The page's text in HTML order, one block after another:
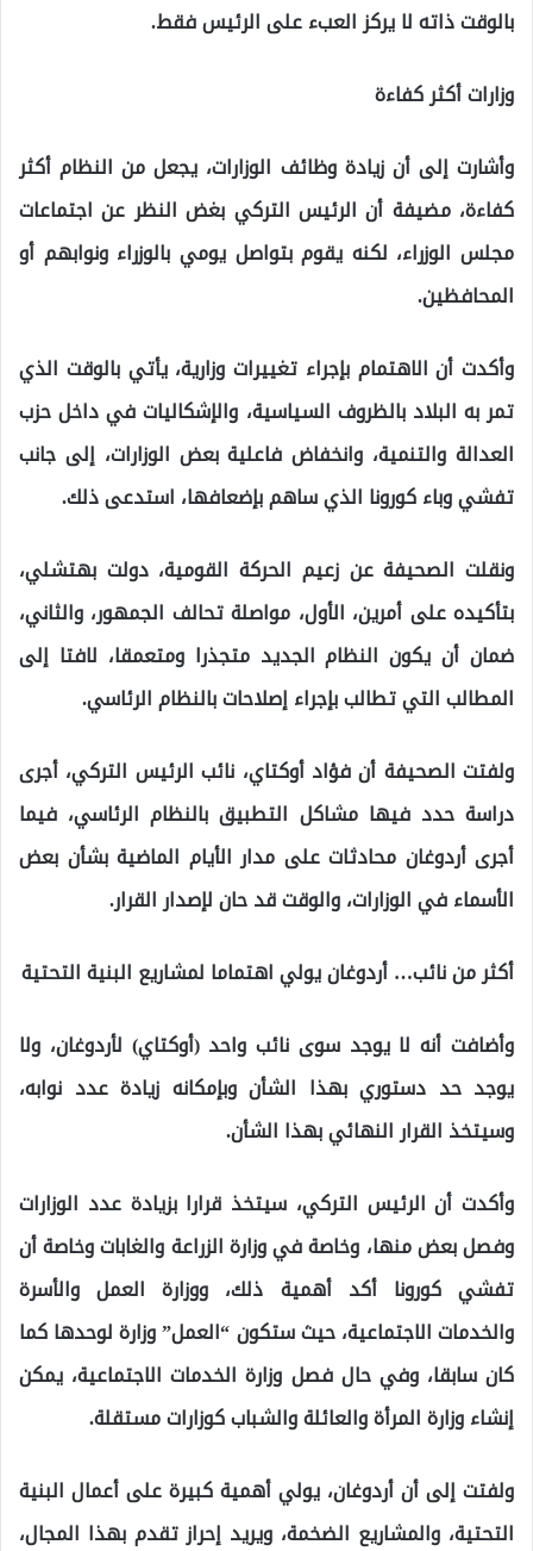
بالوقت ذاته لا يركز العبء على الرئيس فقط.
وزارات أكثر كفاءة
وأشارت إلى أن زيادة وظائف الوزارات، يجعل من النظام أكثر
كفاءة، مضيفة أن الرئيس التركي بغض النظر عن اجتماعات
مجلس الوزراء، لكنه يقوم بتواصل يومي بالوزراء ونوابهم أو
المحافظين.
وأكدت أن الاهتمام بإجراء تغييرات وزارية، يأتي بالوقت الذي
تمر به البلاد بالظروف السياسية، والإشكاليات في داخل حزب
العدالة والتنمية، وانخفاض فاعلية بعض الوزارات، إلى جانب
تفشي وباء كورونا الذي ساهم بإضعافها، استدعى ذلك.
ونقلت الصحيفة عن زعيم الحركة القومية، دولت بهتشلي،
بتأكيده على أمرين، الأول، مواصلة تحالف الجمهور، والثاني،
ضمان أن يكون النظام الجديد متجذرا ومتعمقا، لافتا إلى
المطالب التي تطالب بإجراء إصلاحات بالنظام الرئاسي.
ولفتت الصحيفة أن فؤاد أوكتاي، نائب الرئيس التركي، أجرى
دراسة حدد فيها مشاكل التطبيق بالنظام الرئاسي، فيما
أجرى أردوغان محادثات على مدار الأيام الماضية بشأن بعض
الأسماء في الوزارات، والوقت قد حان لإصدار القرار.
أكثر من نائب… أردوغان يولي اهتماما لمشاريع البنية التحتية
وأضافت أنه لا يوجد سوى نائب واحد (أوكتاي) لأردوغان، ولا
يوجد حد دستوري بهذا الشأن وبإمكانه زيادة عدد نوابه،
وسيتخذ القرار النهائي بهذا الشأن.
وأكدت أن الرئيس التركي، سيتخذ قرارا بزيادة عدد الوزارات
وفصل بعض منها، وخاصة في وزارة الزراعة والغابات وخاصة أن
تفشي كورونا أكد أهمية ذلك، ووزارة العمل والأسرة
والخدمات الاجتماعية، حيث ستكون “العمل” وزارة لوحدها كما
كان سابقا، وفي حال فصل وزارة الخدمات الاجتماعية، يمكن
إنشاء وزارة المرأة والعائلة والشباب كوزارات مستقلة.
ولفتت إلى أن أردوغان، يولي أهمية كبيرة على أعمال البنية
التحتية، والمشاريع الضخمة، ويريد إحراز تقدم بهذا المجال،